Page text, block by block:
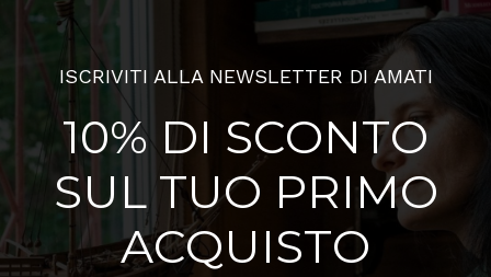
ISCRIVITI ALLA NEWSLETTER DI AMATI
10% DI SCONTO
SUL TUO PRIMO
ACQUISTO